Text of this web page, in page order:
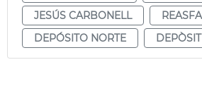
JESÚS CARBONELL
DEPÓSITO NORTE